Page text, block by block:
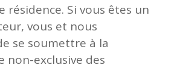
résidence. Si vous êtes un
vous et nous
se soumettre à la
non-exclusive des